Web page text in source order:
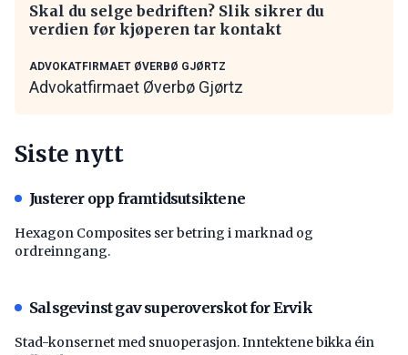
Skal du selge bedriften? Slik sikrer du
verdien før kjøperen tar kontakt
ADVOKATFIRMAET ØVERBØ GJØRTZ
Advokatfirmaet Øverbø Gjørtz
Siste nytt
Justerer opp framtidsutsiktene
Hexagon Composites ser betring i marknad og
ordreinngang.
Salsgevinst gav superoverskot for Ervik
Stad-konsernet med snuoperasjon. Inntektene bikka éin